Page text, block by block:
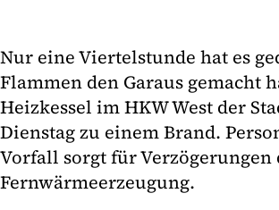
Nur eine Viertelstunde hat es
Flammen den Garaus gemacht
Heizkessel im HKW West der
Dienstag zu einem Brand.
Vorfall sorgt für
Fernwärmeerzeugung.